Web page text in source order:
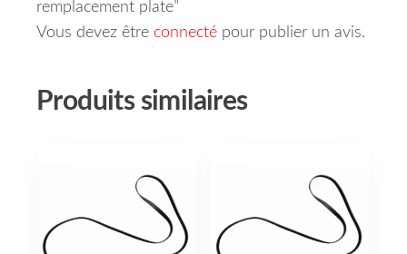
remplacement plate”
Vous devez être connecté pour publier un avis.
Produits similaires